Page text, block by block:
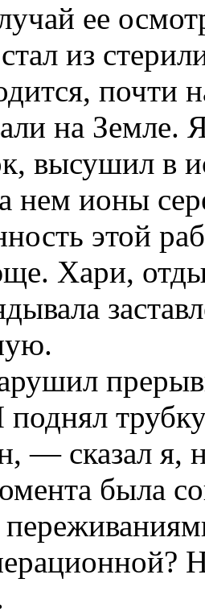
ее
из
почти
на Земле.
высушил в
нем ионы
этой
Хари,
— сказал я,
была